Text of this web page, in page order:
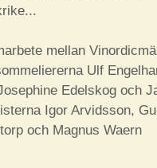
mellan
Ulf
Edelskog och
Igor Arvidsson,
och Magnus Waern